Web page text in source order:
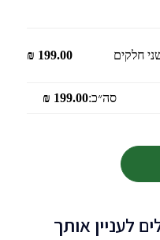
חלקים ₪ 199.00
סה״כ: ₪ 199.00
לעניין אותך